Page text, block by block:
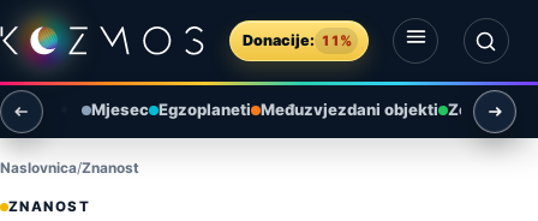
Preskoči na sadržaj
Donacije: 11%
Otvori izbornik
Otvori pretragu
Mjesec Egzoplaneti Međuzvjezdani objekti Zemlja i
Naslovnica Znanost
ZNANOST